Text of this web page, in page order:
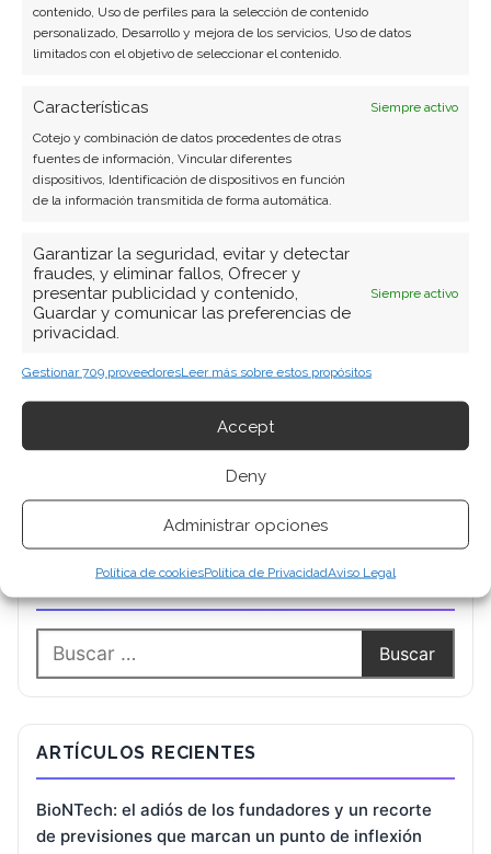
contenido, Uso de perfiles para la selección de contenido
personalizado, Desarrollo y mejora de los servicios, Uso de datos
limitados con el objetivo de seleccionar el contenido.
Características
Siempre activo
Cotejo y combinación de datos procedentes de otras
fuentes de información, Vincular diferentes
dispositivos, Identificación de dispositivos en función
de la información transmitida de forma automática.
Garantizar la seguridad, evitar y detectar
fraudes, y eliminar fallos, Ofrecer y
presentar publicidad y contenido,
Guardar y comunicar las preferencias de
privacidad.
Siempre activo
Gestionar 709 proveedoresLeer más sobre estos propósitos
Accept
Deny
Administrar opciones
Política de cookiesPolítica de PrivacidadAviso Legal
BUSCAR
ARTÍCULOS RECIENTES
BioNTech: el adiós de los fundadores y un recorte
de previsiones que marcan un punto de inflexión